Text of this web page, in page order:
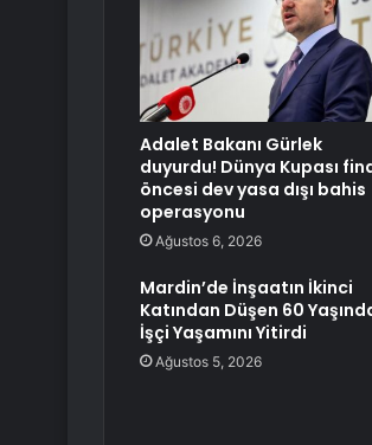
Adalet Bakanı Gürlek
duyurdu! Dünya Kupası
öncesi dev yasa dışı bahis
operasyonu
Ağustos 6, 2026
Mardin’de İnşaatın İkinci
Katından Düşen 60
İşçi Yaşamını Yitirdi
Ağustos 5, 2026